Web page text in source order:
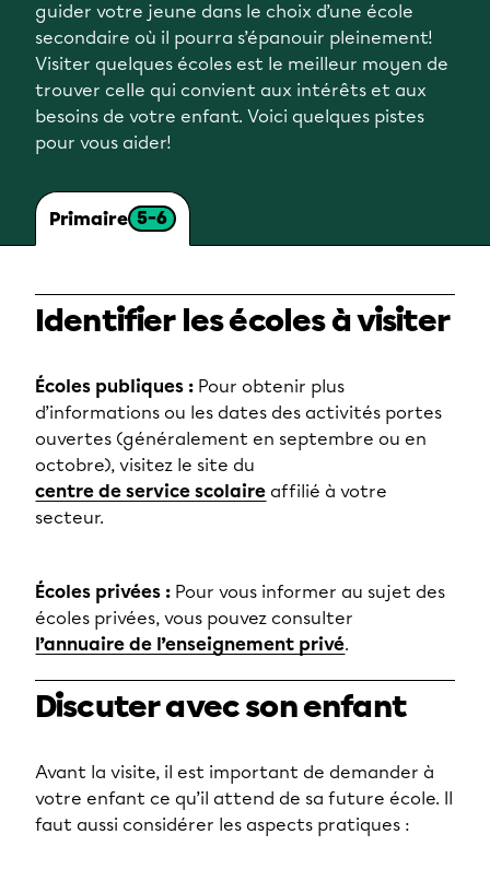
guider votre jeune dans le choix d’une école
secondaire où il pourra s’épanouir pleinement!
Visiter quelques écoles est le meilleur moyen de
trouver celle qui convient aux intérêts et aux
besoins de votre enfant. Voici quelques pistes
pour vous aider!
Primaire 5-6
Identifier les écoles à visiter
Écoles publiques : Pour obtenir plus
d’informations ou les dates des activités portes
ouvertes (généralement en septembre ou en
octobre), visitez le site du
centre de service scolaire affilié à votre
secteur.
Écoles privées : Pour vous informer au sujet des
écoles privées, vous pouvez consulter
l’annuaire de l’enseignement privé.
Discuter avec son enfant
Avant la visite, il est important de demander à
votre enfant ce qu’il attend de sa future école. Il
faut aussi considérer les aspects pratiques :